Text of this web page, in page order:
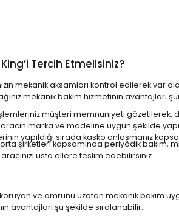
Tercih Etmelisiniz?
mekanik aksamları kontrol edilerek
mekanik bakım hizmetinin avantajları
müşteri memnuniyeti
marka ve modeline uygun şekilde
yapıldığı sırada kasko anlaşmanız
şirketlerikapsamında periyodik bakım,
usta ellere teslim edebilirsiniz.
ve ömrünü uzatan mekanik bakım
avantajları şu şekilde sıralanabilir: